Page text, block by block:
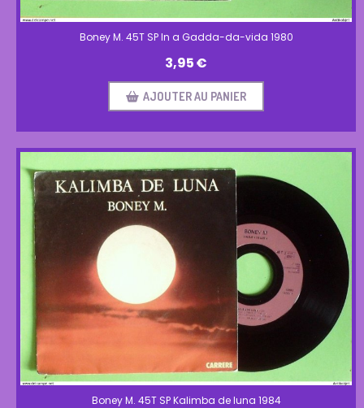
Boney M. 45T SP In a Gadda-da-vida 1980
3,95€
AJOUTER AU PANIER
Boney M. 45T SP Kalimba de luna 1984